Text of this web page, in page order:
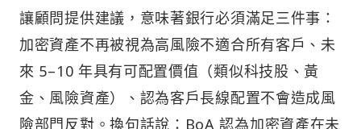
讓顧問提供建議，意味著銀行必須滿足三件事：
加密資產不再被視為高風險不適合所有客戶、未
來 5–10 年具有可配置價值（類似科技股、黃
金、風險資產）、認為客戶長線配置不會造成風
險部門反對。換句話說：BoA 認為加密資產在未